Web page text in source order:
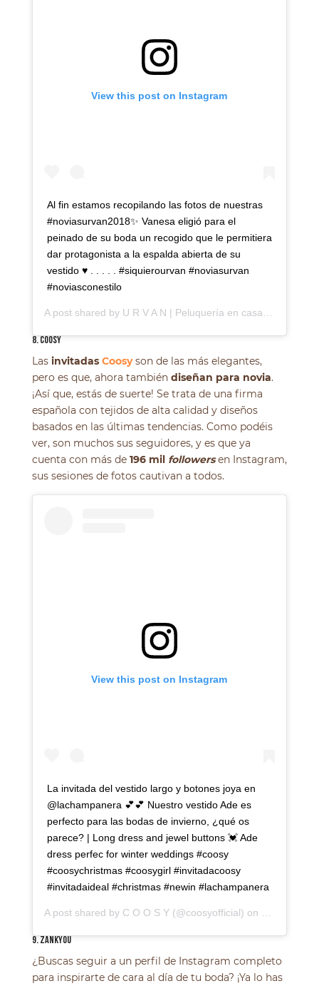
View this post on Instagram
Al fin estamos recopilando las fotos de nuestras
#noviasurvan2018✨ Vanesa eligió para el
peinado de su boda un recogido que le permitiera
dar protagonista a la espalda abierta de su
vestido ♥️ . . . . . #siquierourvan #noviasurvan
#noviasconestilo
A post shared by U R V A N | Peluquería en casa
8. COOSY
Lasinvitadas Coosyson de las más elegantes,
pero es que, ahora también diseñan para novia.
¡Así que, estás de suerte! Se trata de una firma
española con tejidos de alta calidad y diseños
basados en las últimas tendencias. Como podéis
ver, son muchos sus seguidores, y es que ya
cuenta con más de 196 milfollowers en Instagram,
sus sesiones de fotos cautivan a todos.
View this post on Instagram
La invitada del vestido largo y botones joya en
@lachampanera 💕💕 Nuestro vestido Ade es
perfecto para las bodas de invierno, ¿qué os
parece? | Long dress and jewel buttons 💓 Ade
dress perfec for winter weddings #coosy
#coosychristmas #coosygirl #invitadacoosy
#invitadaideal #christmas #newin #lachampanera
A post shared by C O O S Y(@coosyofficial) on
9. ZANKYOU
¿Buscas seguir a un perfil de Instagram completo
para inspirarte de cara al día de tu boda? ¡Ya lo has